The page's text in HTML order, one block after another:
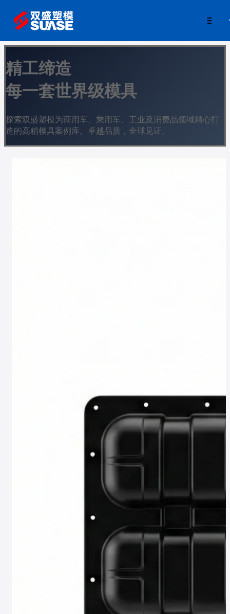
精工缔造
每一套世界级模具
探索双盛塑模为商用车、乘用车、工业及消费品领域精心打
造的高精模具案例库。卓越品质，全球见证。